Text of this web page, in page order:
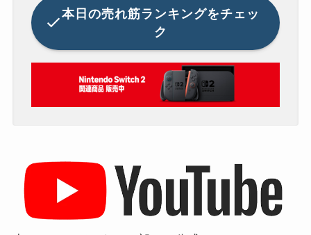
本日の売れ筋ランキングをチェッ
ク